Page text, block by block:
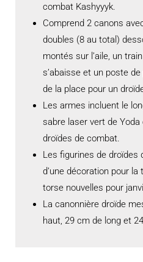
combat Kashyyyk.
Comprend 2 canons
doubles (8 au total)
montés sur l’aile, un
s’abaisse et un poste
de la place pour un
Les armes incluent le
sabre laser vert de
droïdes de combat.
Les figurines de
d’une décoration pour la
torse nouvelles pour
La canonnière droïde
haut, 29 cm de long et